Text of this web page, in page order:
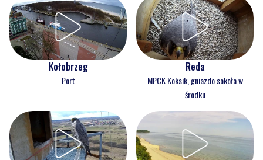
Kołobrzeg
Port
Reda
MPCK Koksik, gniazdo sokoła w
środku